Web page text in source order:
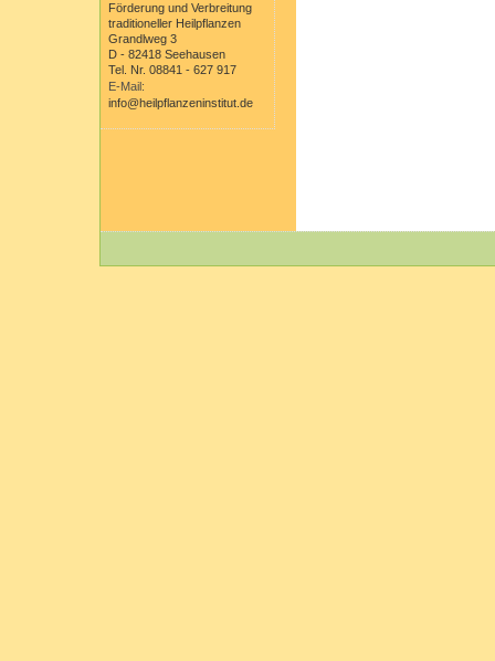
Förderung und Verbreitung
traditioneller Heilpflanzen
Grandlweg 3
D - 82418 Seehausen
Tel. Nr. 08841 - 627 917
E-Mail:
info@heilpflanzeninstitut.de